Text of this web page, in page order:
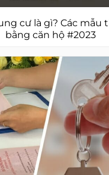
cư là gì? Các mẫu
bằng căn hộ #2023